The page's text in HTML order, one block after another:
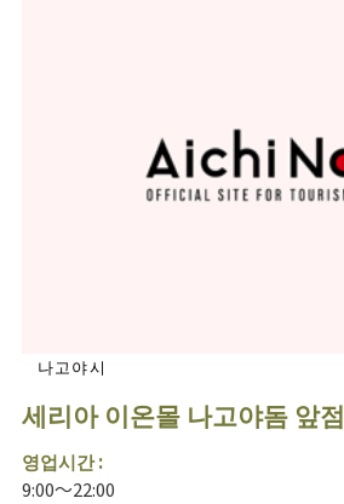
나고야시
세리아 이온몰 나고야돔 앞점
영업시간 :
9:00～22:00